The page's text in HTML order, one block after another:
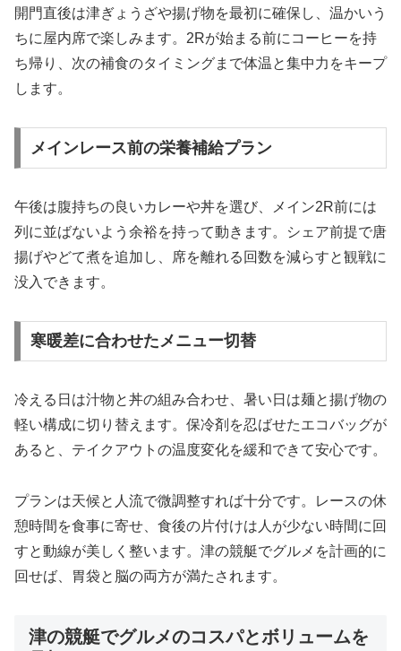
開門直後は津ぎょうざや揚げ物を最初に確保し、温かいう
ちに屋内席で楽しみます。2Rが始まる前にコーヒーを持
ち帰り、次の補食のタイミングまで体温と集中力をキープ
します。
メインレース前の栄養補給プラン
午後は腹持ちの良いカレーや丼を選び、メイン2R前には
列に並ばないよう余裕を持って動きます。シェア前提で唐
揚げやどて煮を追加し、席を離れる回数を減らすと観戦に
没入できます。
寒暖差に合わせたメニュー切替
冷える日は汁物と丼の組み合わせ、暑い日は麺と揚げ物の
軽い構成に切り替えます。保冷剤を忍ばせたエコバッグが
あると、テイクアウトの温度変化を緩和できて安心です。
プランは天候と人流で微調整すれば十分です。レースの休
憩時間を食事に寄せ、食後の片付けは人が少ない時間に回
すと動線が美しく整います。津の競艇でグルメを計画的に
回せば、胃袋と脳の両方が満たされます。
津の競艇でグルメのコスパとボリュームを